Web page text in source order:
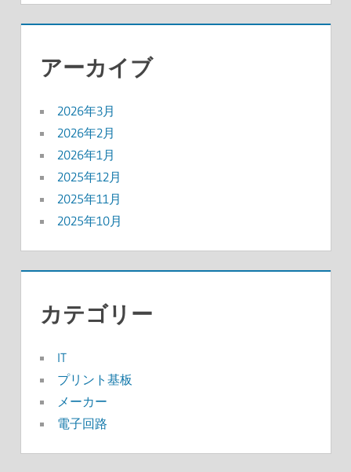
アーカイブ
2026年3月
2026年2月
2026年1月
2025年12月
2025年11月
2025年10月
カテゴリー
IT
プリント基板
メーカー
電子回路